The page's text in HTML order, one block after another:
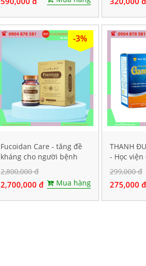
-3%
Fucoidan Care - tăng đề
kháng cho người bệnh
ung thư, Hộp 60 viên
nang cứng
2,800,000 đ
2,700,000 đ Mua hàng
THANH
- Học viện
299,000 đ
275,000 đ